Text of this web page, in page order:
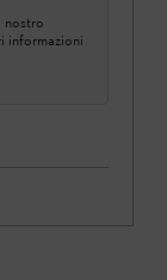
nostro
informazioni